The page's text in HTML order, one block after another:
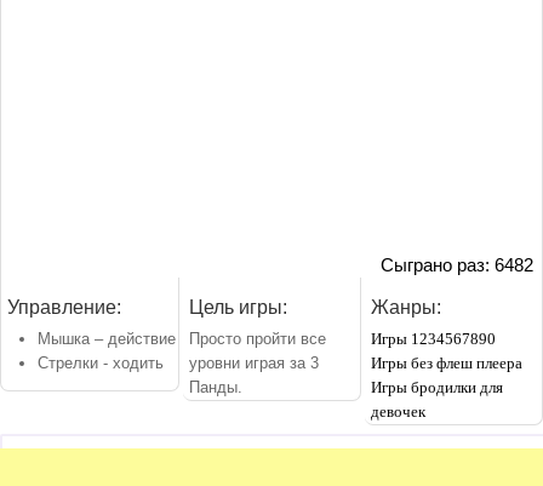
Сыграно раз: 6482
Управление:
Мышка – действие
Стрелки - ходить
Цель игры:
Просто пройти все
уровни играя за 3
Панды.
Жанры:
Игры 1234567890
Игры без флеш плеера
Игры бродилки для
девочек